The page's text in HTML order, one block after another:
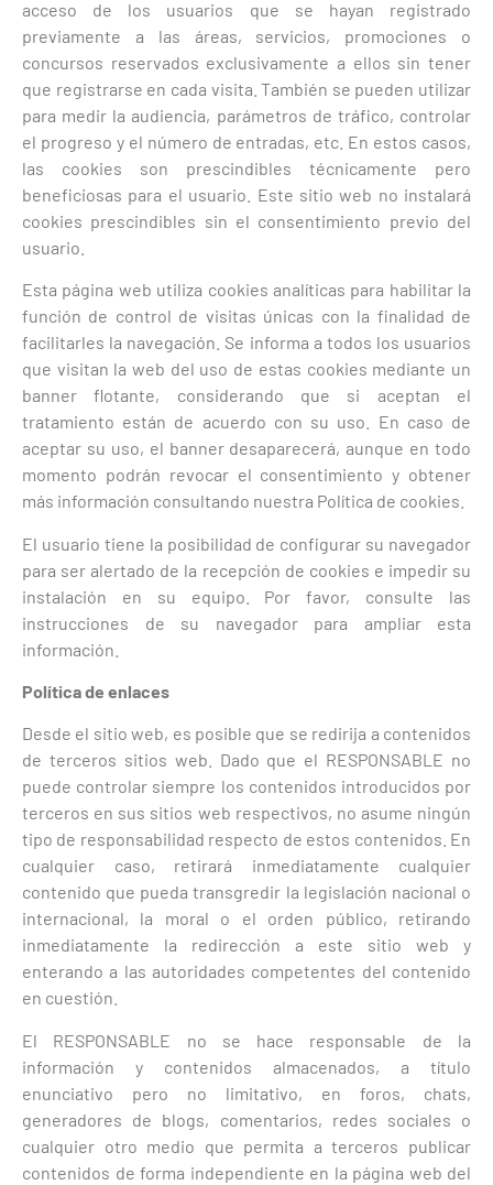
acceso de los usuarios que se hayan registrado
previamente a las áreas, servicios, promociones o
concursos reservados exclusivamente a ellos sin tener
que registrarse en cada visita. También se pueden utilizar
para medir la audiencia, parámetros de tráfico, controlar
el progreso y el número de entradas, etc. En estos casos,
las cookies son prescindibles técnicamente pero
beneficiosas para el usuario. Este sitio web no instalará
cookies prescindibles sin el consentimiento previo del
usuario.
Esta página web utiliza cookies analíticas para habilitar la
función de control de visitas únicas con la finalidad de
facilitarles la navegación. Se informa a todos los usuarios
que visitan la web del uso de estas cookies mediante un
banner flotante, considerando que si aceptan el
tratamiento están de acuerdo con su uso. En caso de
aceptar su uso, el banner desaparecerá, aunque en todo
momento podrán revocar el consentimiento y obtener
más información consultando nuestra Política de cookies.
El usuario tiene la posibilidad de configurar su navegador
para ser alertado de la recepción de cookies e impedir su
instalación en su equipo. Por favor, consulte las
instrucciones de su navegador para ampliar esta
información.
Política de enlaces
Desde el sitio web, es posible que se redirija a contenidos
de terceros sitios web. Dado que el RESPONSABLE no
puede controlar siempre los contenidos introducidos por
terceros en sus sitios web respectivos, no asume ningún
tipo de responsabilidad respecto de estos contenidos. En
cualquier caso, retirará inmediatamente cualquier
contenido que pueda transgredir la legislación nacional o
internacional, la moral o el orden público, retirando
inmediatamente la redirección a este sitio web y
enterando a las autoridades competentes del contenido
en cuestión.
El RESPONSABLE no se hace responsable de la
información y contenidos almacenados, a título
enunciativo pero no limitativo, en foros, chats,
generadores de blogs, comentarios, redes sociales o
cualquier otro medio que permita a terceros publicar
contenidos de forma independiente en la página web del